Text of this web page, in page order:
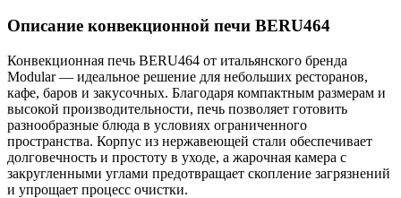
Описание конвекционной печи BERU464
Конвекционная печь BERU464 от итальянского бренда
Modular — идеальное решение для небольших ресторанов,
кафе, баров и закусочных. Благодаря компактным размерам и
высокой производительности, печь позволяет готовить
разнообразные блюда в условиях ограниченного
пространства. Корпус из нержавеющей стали обеспечивает
долговечность и простоту в уходе, а жарочная камера с
закругленными углами предотвращает скопление загрязнений
и упрощает процесс очистки.